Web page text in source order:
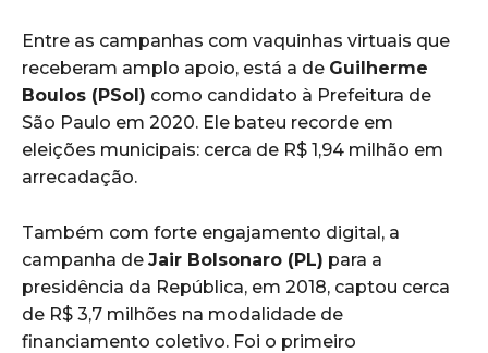
Entre as campanhas com vaquinhas virtuais que
receberam amplo apoio, está a de Guilherme
Boulos (PSol) como candidato à Prefeitura de
São Paulo em 2020. Ele bateu recorde em
eleições municipais: cerca de R$ 1,94 milhão em
arrecadação.
Também com forte engajamento digital, a
campanha de Jair Bolsonaro (PL) para a
presidência da República, em 2018, captou cerca
de R$ 3,7 milhões na modalidade de
financiamento coletivo. Foi o primeiro